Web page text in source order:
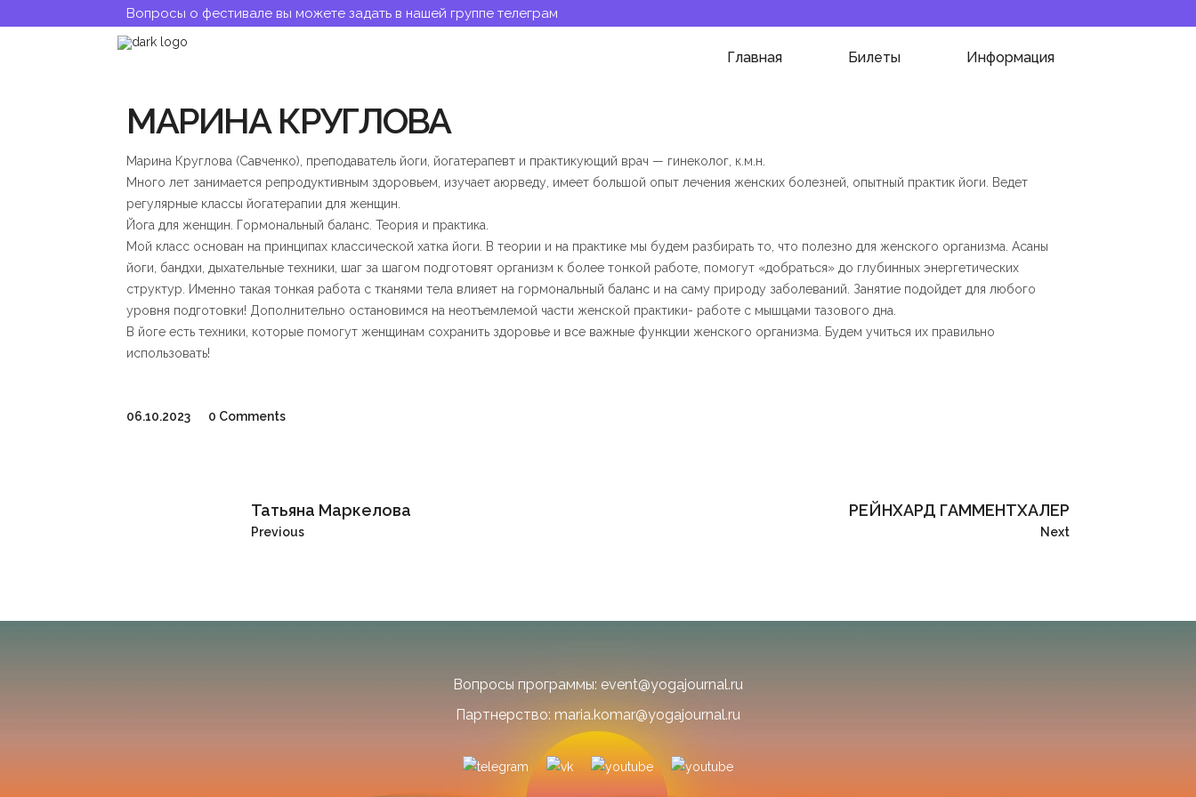
Вопросы о фестивале вы можете задать в нашей группе телеграм
Главная Билеты Информация
МАРИНА КРУГЛОВА
Марина Круглова (Савченко), преподаватель йоги, йогатерапевт и практикующий врач — гинеколог, к.м.н.
Много лет занимается репродуктивным здоровьем, изучает аюрведу, имеет большой опыт лечения женских болезней, опытный практик йоги. Ведет
регулярные классы йогатерапии для женщин.
Йога для женщин. Гормональный баланс. Теория и практика.
Мой класс основан на принципах классической хатка йоги. В теории и на практике мы будем разбирать то, что полезно для женского организма. Асаны
йоги, бандхи, дыхательные техники, шаг за шагом подготовят организм к более тонкой работе, помогут «добраться» до глубинных энергетических
структур. Именно такая тонкая работа с тканями тела влияет на гормональный баланс и на саму природу заболеваний. Занятие подойдет для любого
уровня подготовки! Дополнительно остановимся на неотъемлемой части женской практики- работе с мышцами тазового дна.
В йоге есть техники, которые помогут женщинам сохранить здоровье и все важные функции женского организма. Будем учиться их правильно
использовать!
06.10.2023 0 Comments
Татьяна Маркелова
Previous
РЕЙНХАРД ГАММЕНТХАЛЕР
Next
Вопросы программы: event@yogajournal.ru
Партнерство: maria.komar@yogajournal.ru